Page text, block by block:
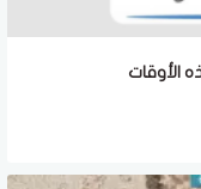
الأوقات